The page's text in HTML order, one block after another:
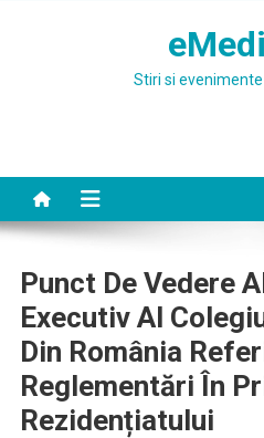
Stiri si
Punct De Vedere
Executiv Al
Din România
Reglementări În
Rezidențiatului